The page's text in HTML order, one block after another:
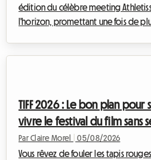
édition du célèbre meeting
l'horizon, promettant une fois de
dépense le plu...
TIFF 2026 : Le bon plan
vivre le festival du film sans
Par Claire Morel 05/08/2026
Vous rêvez de fouler les tapis